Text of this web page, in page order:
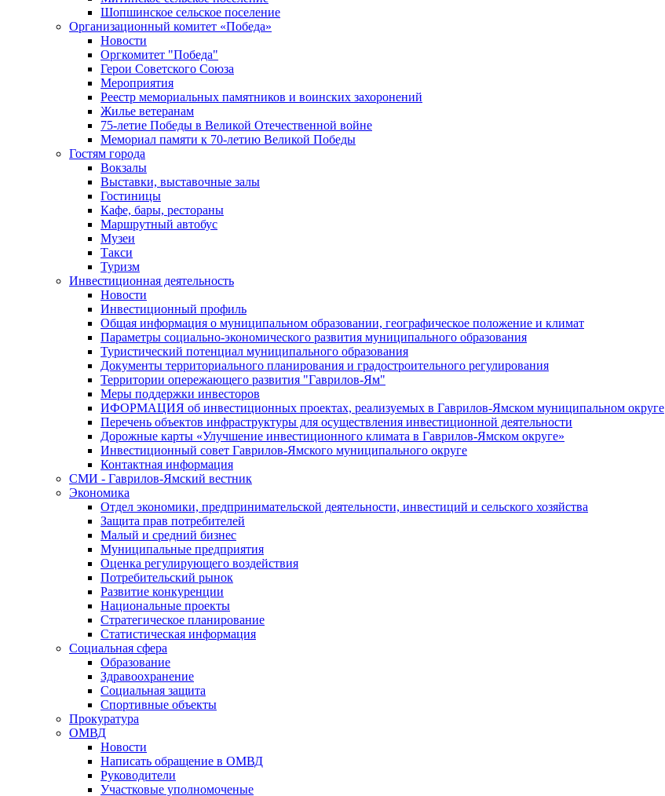
Шопшинское сельское поселение
Организационный комитет «Победа»
Новости
Оргкомитет "Победа"
Герои Советского Союза
Мероприятия
Реестр мемориальных памятников и воинских захоронений
Жилье ветеранам
75-летие Победы в Великой Отечественной войне
Мемориал памяти к 70-летию Великой Победы
Гостям города
Вокзалы
Выставки, выставочные залы
Гостиницы
Кафе, бары, рестораны
Маршрутный автобус
Музеи
Такси
Туризм
Инвестиционная деятельность
Новости
Инвестиционный профиль
Общая информация о муниципальном образовании, географическое положение и климат
Параметры социально-экономического развития муниципального образования
Туристический потенциал муниципального образования
Документы территориального планирования и градостроительного регулирования
Территории опережающего развития "Гаврилов-Ям"
Меры поддержки инвесторов
ИФОРМАЦИЯ об инвестиционных проектах, реализуемых в Гаврилов-Ямском муниципальном округе
Перечень объектов инфраструктуры для осуществления инвестиционной деятельности
Дорожные карты «Улучшение инвестиционного климата в Гаврилов-Ямском округе»
Инвестиционный совет Гаврилов-Ямского муниципального округе
Контактная информация
СМИ - Гаврилов-Ямский вестник
Экономика
Отдел экономики, предпринимательской деятельности, инвестиций и сельского хозяйства
Защита прав потребителей
Малый и средний бизнес
Муниципальные предприятия
Оценка регулирующего воздействия
Потребительский рынок
Развитие конкуренции
Национальные проекты
Стратегическое планирование
Статистическая информация
Социальная сфера
Образование
Здравоохранение
Социальная защита
Спортивные объекты
Прокуратура
ОМВД
Новости
Написать обращение в ОМВД
Руководители
Участковые уполномоченые